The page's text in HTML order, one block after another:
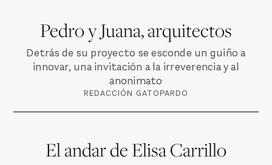
Pedro y Juana, arquitectos
Detrás de su proyecto se esconde un guiño a
innovar, una invitación a la irreverencia y al
anonimato
REDACCIÓN GATOPARDO
El andar de Elisa Carrillo